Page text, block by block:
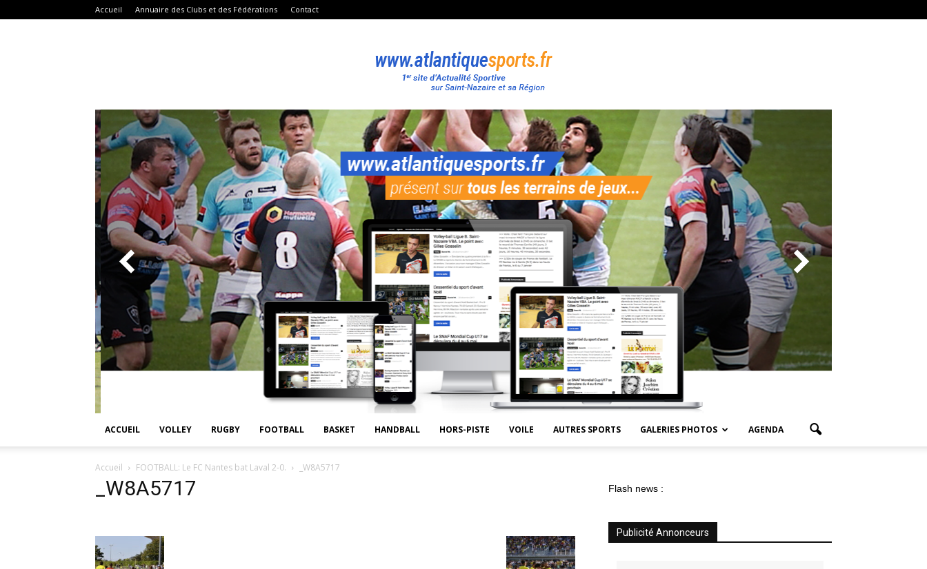
Accueil Annuaire des Clubs et des Fédérations Contact
Atlantique
Sport
ACCUEIL VOLLEY RUGBY FOOTBALL BASKET HANDBALL HORS-PISTE VOILE AUTRES SPORTS GALERIES PHOTOS AGENDA
Accueil FOOTBALL: Le FC Nantes bat Laval 2-0. _W8A5717
_W8A5717 Flash news :
Publicité Annonceurs